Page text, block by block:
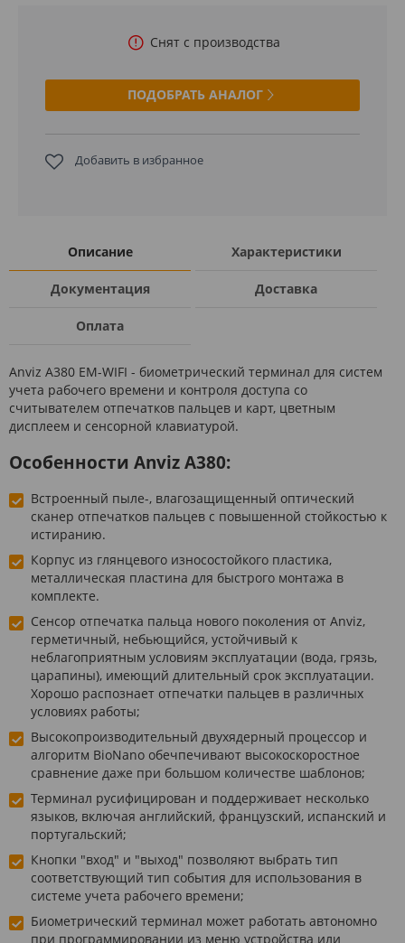
Снят с производства
ПОДОБРАТЬ АНАЛОГ
Добавить в избранное
Описание Характеристики
Документация Доставка
Оплата
Anviz A380 EM-WIFI - биометрический терминал для систем
учета рабочего времени и контроля доступа co
считывателем отпечатков пальцев и карт, цветным
дисплеем и сенсорной клавиатурой.
Особенности Anviz A380:
Встроенный пыле-, влагозащищенный оптический
сканер отпечатков пальцев с повышенной стойкостью к
истиранию.
Корпус из глянцевого износостойкого пластика,
металлическая пластина для быстрого монтажа в
комплекте.
Сенсор отпечатка пальца нового поколения от Anviz,
герметичный, небьющийся, устойчивый к
неблагоприятным условиям эксплуатации (вода, грязь,
царапины), имеющий длительный срок эксплуатации.
Хорошо распознает отпечатки пальцев в различных
условиях работы;
Высокопроизводительный двухядерный процессор и
алгоритм BioNano обечпечивают высокоскоростное
сравнение даже при большом количестве шаблонов;
Терминал русифицирован и поддерживает несколько
языков, включая английский, французский, испанский и
португальский;
Кнопки "вход" и "выход" позволяют выбрать тип
соответствующий тип события для использования в
системе учета рабочего времени;
Биометрический терминал может работать автономно
при программировании из меню устройства или